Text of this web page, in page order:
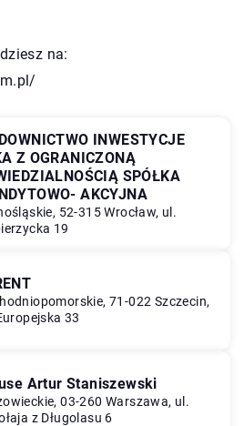
na:
INWESTYCJE
Z OGRANICZONĄ
SPÓŁKA
AKCYJNA
52-315 Wrocław, ul.
19
71-022 Szczecin,
33
Artur Staniszewski
03-260 Warszawa, ul.
z Długolasu 6